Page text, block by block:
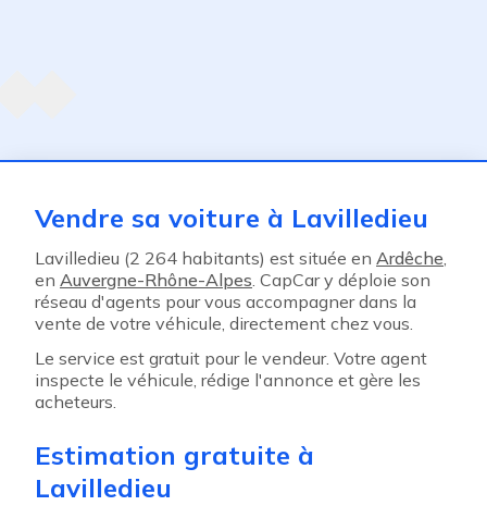
Vendre sa voiture à Lavilledieu
Lavilledieu (2 264 habitants) est située en Ardêche,
en Auvergne-Rhône-Alpes. CapCar y déploie son
réseau d'agents pour vous accompagner dans la
vente de votre véhicule, directement chez vous.
Le service est gratuit pour le vendeur. Votre agent
inspecte le véhicule, rédige l'annonce et gère les
acheteurs.
Estimation gratuite à
Lavilledieu